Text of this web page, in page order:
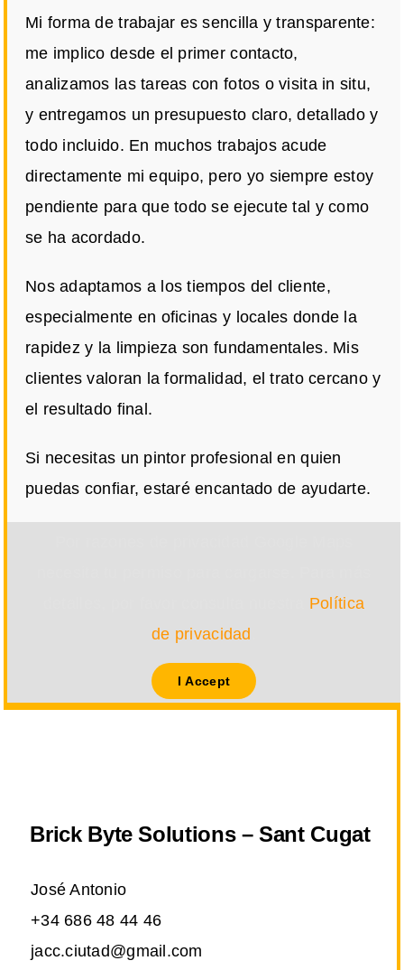
Mi forma de trabajar es sencilla y transparente:
me implico desde el primer contacto,
analizamos las tareas con fotos o visita in situ,
y entregamos un presupuesto claro, detallado y
todo incluido. En muchos trabajos acude
directamente mi equipo, pero yo siempre estoy
pendiente para que todo se ejecute tal y como
se ha acordado.
Nos adaptamos a los tiempos del cliente,
especialmente en oficinas y locales donde la
rapidez y la limpieza son fundamentales. Mis
clientes valoran la formalidad, el trato cercano y
el resultado final.
Si necesitas un pintor profesional en quien
puedas confiar, estaré encantado de ayudarte.
Política
de privacidad
I Accept
Brick Byte Solutions – Sant Cugat
José Antonio
+34 686 48 44 46
jacc.ciutad@gmail.com